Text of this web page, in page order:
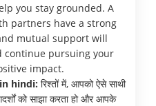
you stay grounded. A
partners have a strong
mutual support will
continue pursuing your
impact.
hindi: रिश्तों में, आपको ऐसे साथी
को साझा करता हो और आपके